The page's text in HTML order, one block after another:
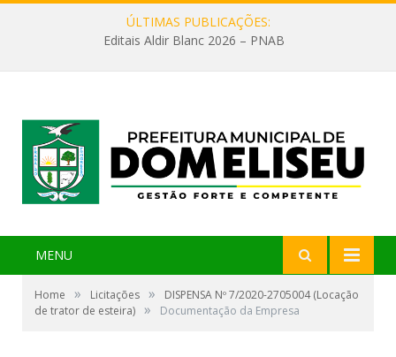
ÚLTIMAS PUBLICAÇÕES:
Editais Aldir Blanc 2026 – PNAB
MENU
Home » Licitações »
DISPENSA Nº 7/2020-2705004 (Locação
de trator de esteira) » Documentação da Empresa